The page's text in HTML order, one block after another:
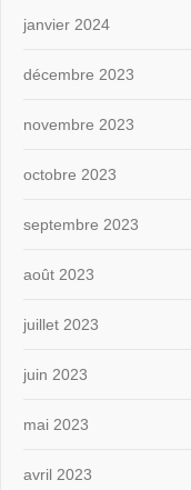
janvier 2024
décembre 2023
novembre 2023
octobre 2023
septembre 2023
août 2023
juillet 2023
juin 2023
mai 2023
avril 2023